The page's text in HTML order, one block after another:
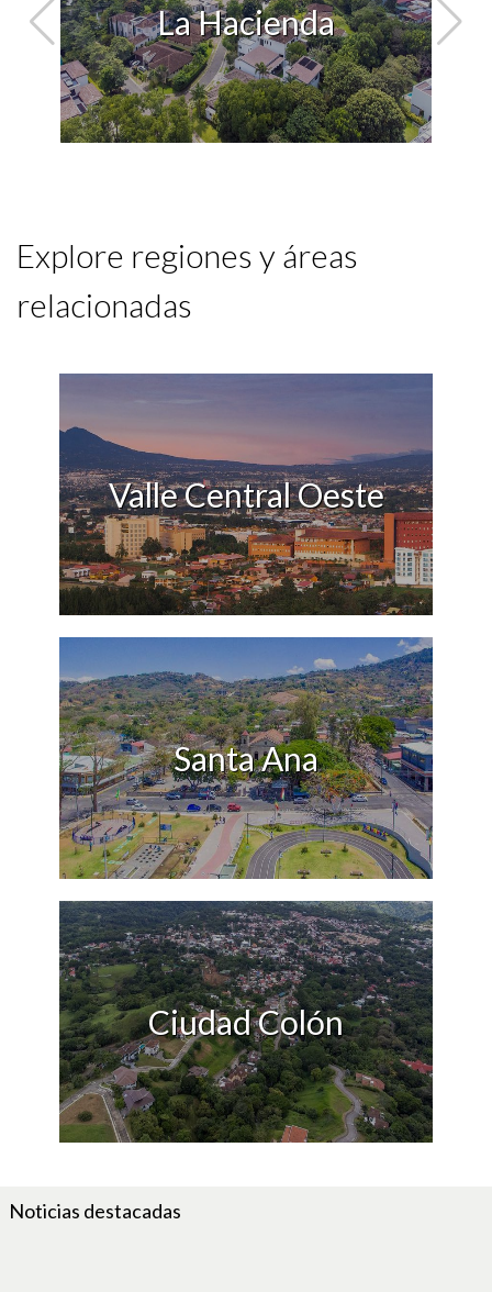
La Hacienda
Explore regiones y áreas
relacionadas
Valle Central Oeste
Santa Ana
Ciudad Colón
Noticias destacadas